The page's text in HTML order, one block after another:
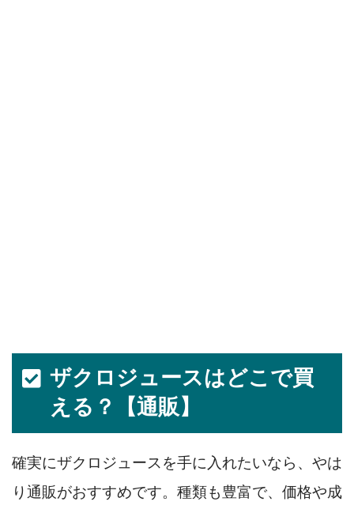
ザクロジュースはどこで買
える？【通販】
確実にザクロジュースを手に入れたいなら、やは
り通販がおすすめです。種類も豊富で、価格や成